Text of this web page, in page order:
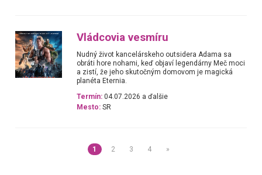
Vládcovia vesmíru
Nudný život kancelárskeho outsidera Adama sa
obráti hore nohami, keď objaví legendárny Meč moci
a zistí, že jeho skutočným domovom je magická
planéta Eternia.
Termín: 04.07.2026 a ďalšie
Mesto: SR
1 2 3 4 »